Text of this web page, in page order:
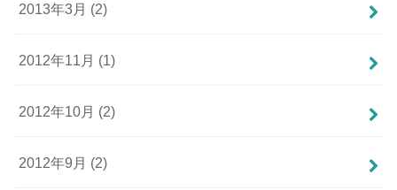
2013年3月 (2)
2012年11月 (1)
2012年10月 (2)
2012年9月 (2)